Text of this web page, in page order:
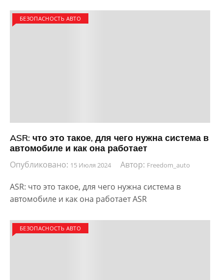
БЕЗОПАСНОСТЬ АВТО
ASR: что это такое, для чего нужна система в
автомобиле и как она работает
Опубликовано: 15 Июля 2024 Автор: Freedom_auto
ASR: что это такое, для чего нужна система в
автомобиле и как она работает ASR
БЕЗОПАСНОСТЬ АВТО